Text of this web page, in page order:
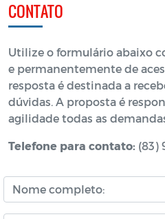
CONTATO
Utilize o formulário abaixo
e permanentemente de
resposta é destinada a
dúvidas. A proposta é
agilidade todas as
Telefone para contato: (83)